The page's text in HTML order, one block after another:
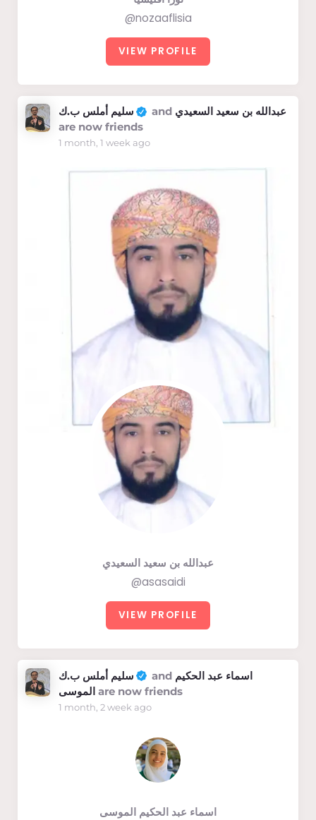
@nozaaflisia
VIEW PROFILE
سليم أملس ب.ك and عبدالله بن سعيد السعيدي
are now friends
1 month, 1 week ago
عبدالله بن سعيد السعيدي
@asasaidi
VIEW PROFILE
سليم أملس ب.ك and اسماء عبد الحكيم
الموسى are now friends
1 month, 2 week ago
اسماء عبد الحكيم الموسى